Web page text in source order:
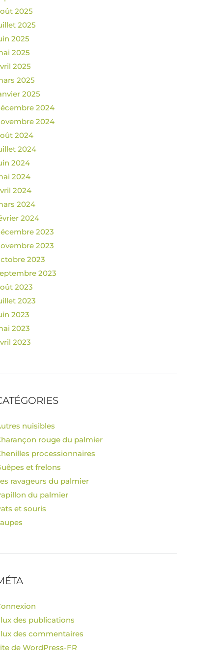
2025
2025
2025
2025
2025
2025
2025
2024
2024
2024
2024
2024
2024
2024
2024
2024
2023
2023
2023
2023
2023
2023
2023
2023
2023
nuisibles
rouge du palmier
processionnaires
et frelons
ravageurs du palmier
du palmier
et souris
des publications
des commentaires
de WordPress-FR